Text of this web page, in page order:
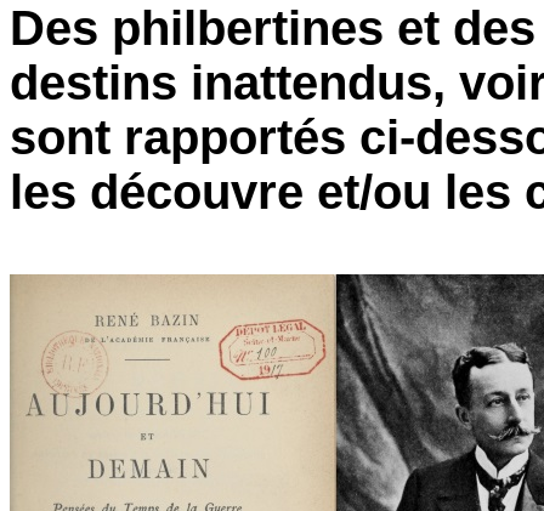
Des philbertines et
destins inattendus,
sont rapportés ci-
les découvre et/ou les